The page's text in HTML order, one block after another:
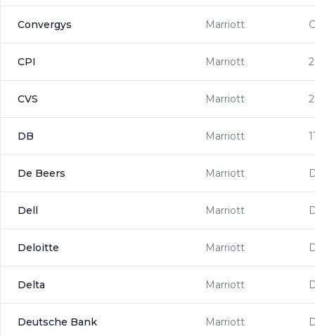
Convergys Marriott
CPI Marriott
CVS Marriott
DB Marriott
De Beers Marriott
Dell Marriott
Deloitte Marriott
Delta Marriott
Deutsche Bank Marriott